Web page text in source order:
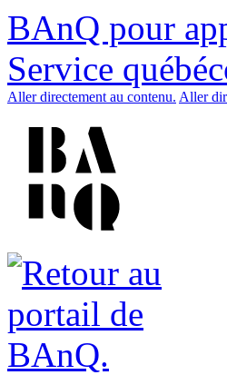
BAnQ pour
Service
Aller directement au contenu. Aller